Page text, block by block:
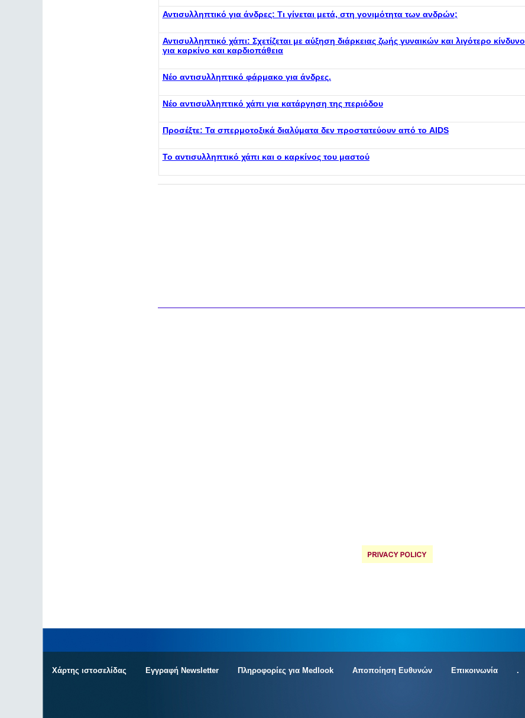
Αντισυλληπτικό για άνδρες: Τι γίνεται μετά, στη γονιμότητα των ανδρών;
Αντισυλληπτικό χάπι: Σχετίζεται με αύξηση διάρκειας ζωής γυναικών και λιγότερο κίνδυνο
για καρκίνο και καρδιοπάθεια
Νέο αντισυλληπτικό φάρμακο για άνδρες.
Νέο αντισυλληπτικό χάπι για κατάργηση της περιόδου
Προσέξτε: Τα σπερμοτοξικά διαλύματα δεν προστατεύουν από το AIDS
Το αντισυλληπτικό χάπι και ο καρκίνος του μαστού
Χάρτης ιστοσελίδας Εγγραφή Newsletter Πληροφορίες για Medlook Αποποίηση Ευθυνών Επικοινωνία .